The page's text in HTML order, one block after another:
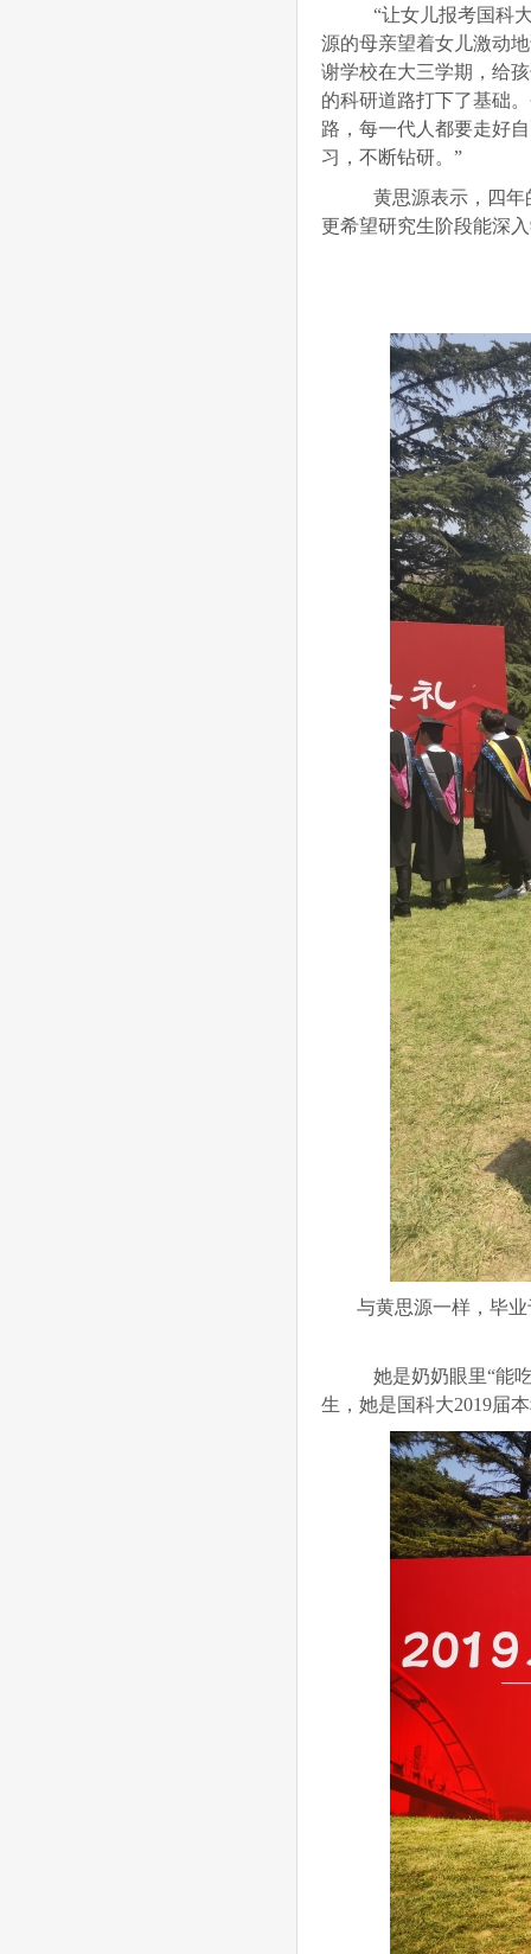
“让女儿报考国科
源的母亲望着女儿激动
谢学校在大三学期，给
的科研道路打下了基础
路，每一代人都要走好
习，不断钻研。”
黄思源表示，四年
更希望研究生阶段能深
与黄思源一样，毕
她是奶奶眼里“能
生，她是国科大2019届